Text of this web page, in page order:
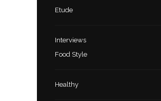
Etude
Interviews
Food Style
Healthy